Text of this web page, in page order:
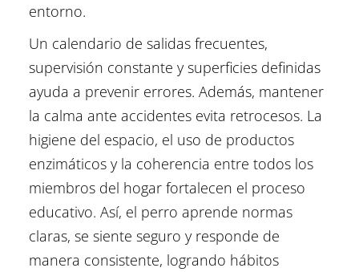
entorno.
Un calendario de salidas frecuentes,
supervisión constante y superficies definidas
ayuda a prevenir errores. Además, mantener
la calma ante accidentes evita retrocesos. La
higiene del espacio, el uso de productos
enzimáticos y la coherencia entre todos los
miembros del hogar fortalecen el proceso
educativo. Así, el perro aprende normas
claras, se siente seguro y responde de
manera consistente, logrando hábitos